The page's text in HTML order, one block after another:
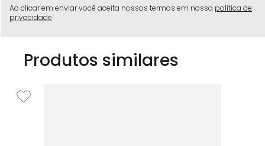
Ao clicar em enviar você aceita nossos termos em nossa política de
privacidade
Produtos similares